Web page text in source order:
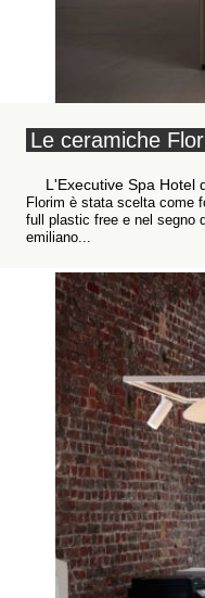
Le ceramiche
L'Executive Spa Hotel
Florim è stata scelta come
full plastic free e nel segno
emiliano...